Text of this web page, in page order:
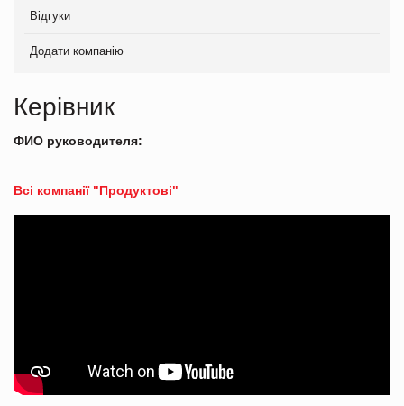
Відгуки
Додати компанію
Керівник
ФИО руководителя:
Всі компанії "Продуктові"